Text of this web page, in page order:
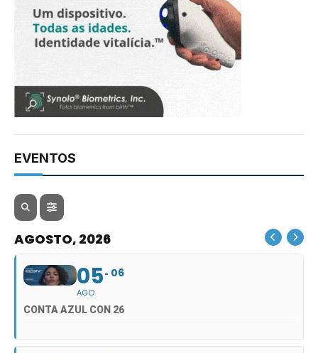
EVENTOS
AGOSTO, 2026
05
AGO
06
CONTA AZUL CON 26